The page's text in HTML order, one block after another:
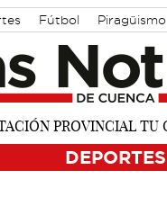
Fútbol Piragüismo
DEPORTES